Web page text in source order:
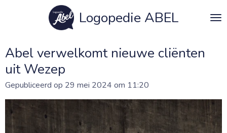
de
hoofdinhoud
Logopedie ABEL
Abel verwelkomt nieuwe cliënten
uit Wezep
Gepubliceerd op 29 mei 2024 om 11:20